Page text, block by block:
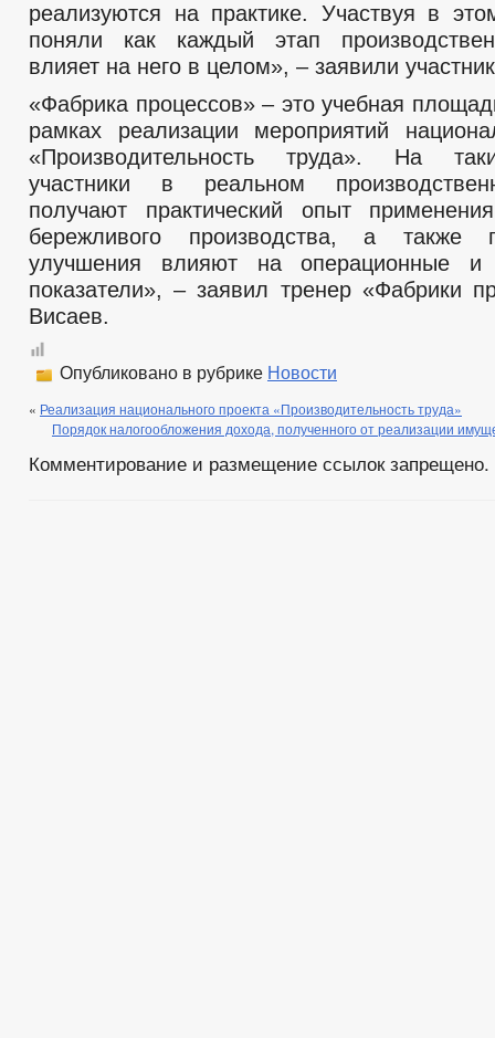
реализуются на практике. Участвуя в
поняли как каждый этап
влияет на него в целом», – заявили
«Фабрика процессов» – это учебная
рамках реализации мероприятий
«Производительность труда». На
участники в реальном
получают практический опыт
бережливого производства, а также
улучшения влияют на операционные и
показатели», – заявил тренер «Фабрики
Висаев.
Опубликовано в рубрике Новости
« Реализация национального проекта «Производительность труда»
Порядок налогообложения дохода, полученного от реализации
Комментирование и размещение ссылок запрещено.